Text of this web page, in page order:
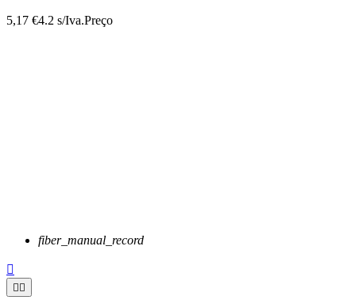
5,17 €4.2 s/Iva.Preço
fiber_manual_record

